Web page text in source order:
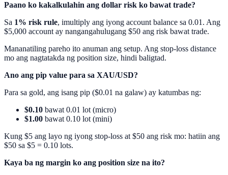
Paano ko kakalkulahin ang dollar risk ko bawat trade?
Sa 1% risk rule, imultiply ang iyong account balance sa 0.01. Ang
$5,000 account ay nangangahulugang $50 ang risk bawat trade.
Mananatiling pareho ito anuman ang setup. Ang stop-loss distance
mo ang nagtatakda ng position size, hindi baligtad.
Ano ang pip value para sa XAU/USD?
Para sa gold, ang isang pip ($0.01 na galaw) ay katumbas ng:
$0.10 bawat 0.01 lot (micro)
$1.00 bawat 0.10 lot (mini)
Kung $5 ang layo ng iyong stop-loss at $50 ang risk mo: hatiin ang
$50 sa $5 = 0.10 lots.
Kaya ba ng margin ko ang position size na ito?